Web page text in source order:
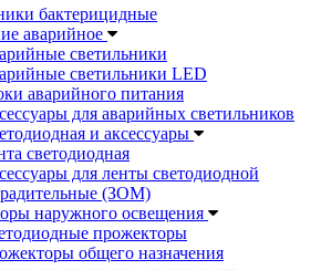
бактерицидные
аварийное
светильники
светильники LED
аварийного питания
для аварийных светильников
и аксессуары
светодиодная
для ленты светодиодной
(ЗОМ)
наружного освещения
прожекторы
общего назначения